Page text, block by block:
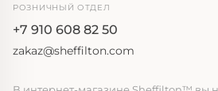
РОЗНИЧНЫЙ ОТДЕЛ
+7 910 608 82 50
zakaz@sheffilton.com